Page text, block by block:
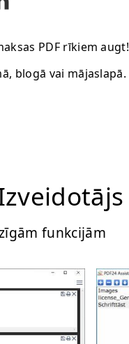
PDF rīkiem augt!
blogā vai mājaslapā.
funkcijām